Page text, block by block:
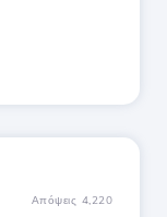
Απόψεις 4,220